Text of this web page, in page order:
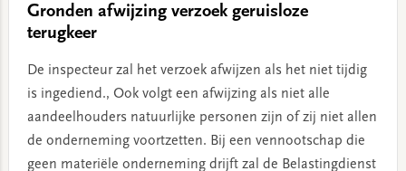
Gronden afwijzing verzoek geruisloze
terugkeer
De inspecteur zal het verzoek afwijzen als het niet tijdig
is ingediend., Ook volgt een afwijzing als niet alle
aandeelhouders natuurlijke personen zijn of zij niet allen
de onderneming voortzetten. Bij een vennootschap die
geen materiële onderneming drijft zal de Belastingdienst